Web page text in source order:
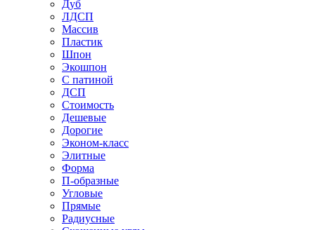
Дуб
ЛДСП
Массив
Пластик
Шпон
Экошпон
С патиной
ДСП
Стоимость
Дешевые
Дорогие
Эконом-класс
Элитные
Форма
П-образные
Угловые
Прямые
Радиусные